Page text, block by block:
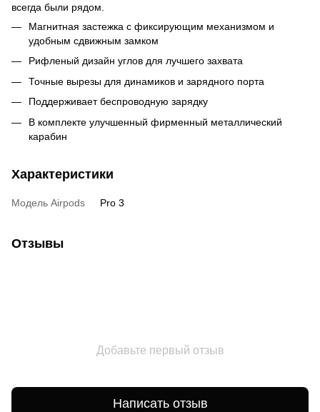
всегда были рядом.
Магнитная застежка с фиксирующим механизмом и
удобным сдвижным замком
Рифленый дизайн углов для лучшего захвата
Точные вырезы для динамиков и зарядного порта
Поддерживает беспроводную зарядку
В комплекте улучшенный фирменный металлический
карабин
Характеристики
Модель Airpods Pro 3
Отзывы
Добавьте первый отзыв
Написать отзыв